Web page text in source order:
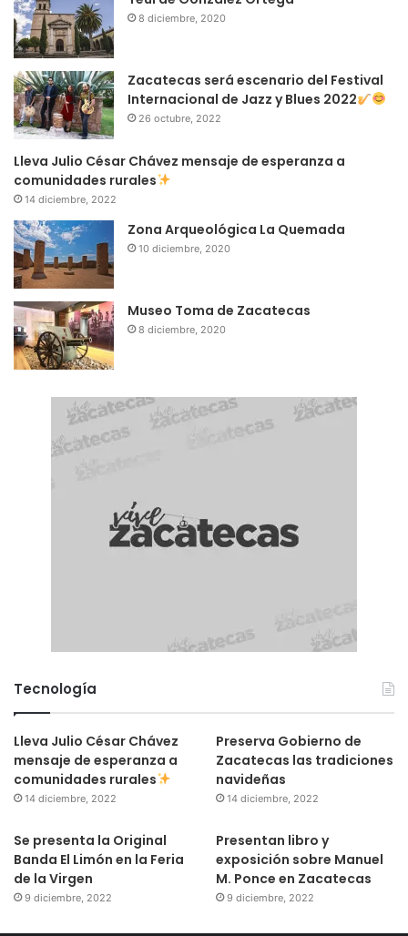
8 diciembre, 2020
Zacatecas será escenario del Festival
Internacional de Jazz y Blues 2022
26 octubre, 2022
Lleva Julio César Chávez mensaje de esperanza a
comunidades rurales
14 diciembre, 2022
Zona Arqueológica La Quemada
10 diciembre, 2020
Museo Toma de Zacatecas
8 diciembre, 2020
Tecnología
Lleva Julio César Chávez
mensaje de esperanza a
comunidades rurales
14 diciembre, 2022
Preserva Gobierno de
Zacatecas las tradiciones
navideñas
14 diciembre, 2022
Se presenta la Original
Banda El Limón en la Feria
de la Virgen
9 diciembre, 2022
Presentan libro y
exposición sobre Manuel
M. Ponce en Zacatecas
9 diciembre, 2022